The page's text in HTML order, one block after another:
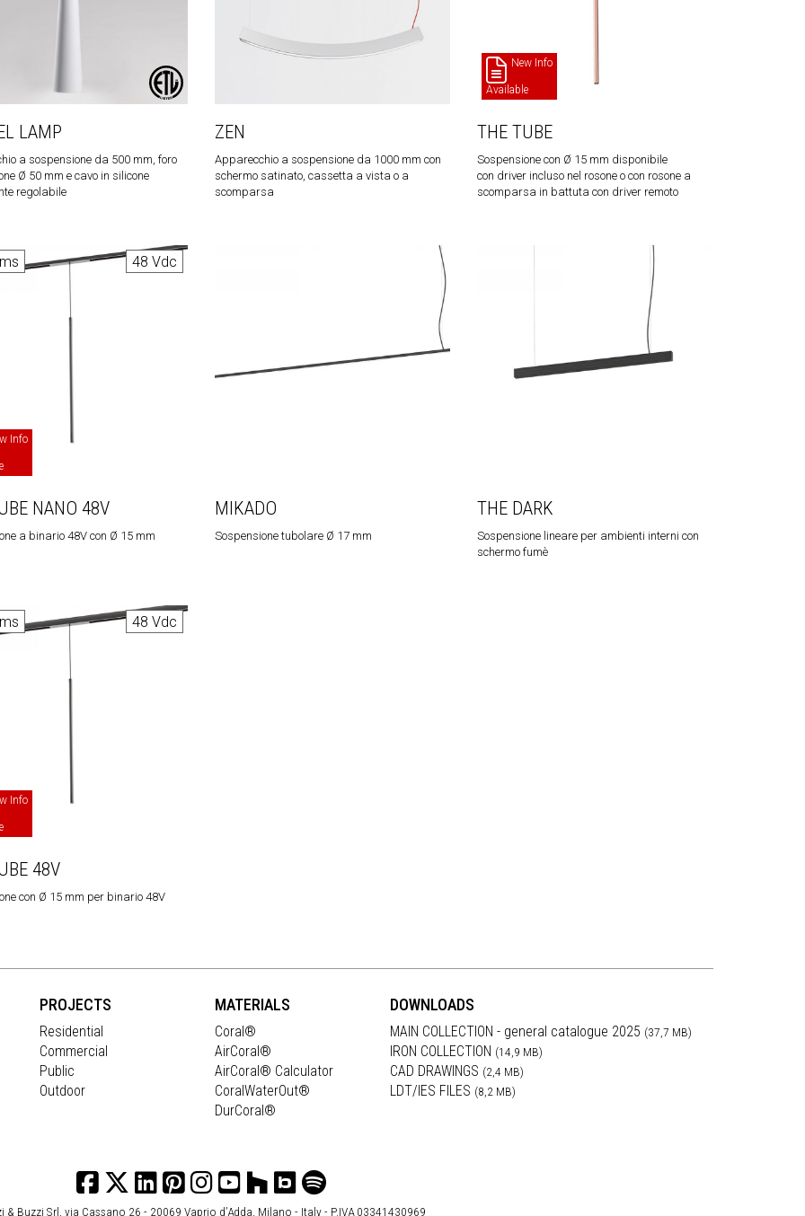
LAMP
a sospensione da 500 mm, foro
Ø 50 mm e cavo in silicone
regolabile
ZEN
Apparecchio a sospensione da 1000 mm con
schermo satinato, cassetta a vista o a
scomparsa
New Info
Available
THE TUBE
Sospensione con Ø 15 mm disponibile
con driver incluso nel rosone o con rosone a
scomparsa in battuta con driver remoto
Info
48 Vdc
NANO 48V
a binario 48V con Ø 15 mm
MIKADO
Sospensione tubolare Ø 17 mm
THE DARK
Sospensione lineare per ambienti interni con
schermo fumè
Info
48 Vdc
48V
con Ø 15 mm per binario 48V
PROJECTS
Residential
Commercial
Public
Outdoor
MATERIALS
Coral®
AirCoral®
AirCoral® Calculator
CoralWaterOut®
DurCoral®
DOWNLOADS
MAIN COLLECTION - general catalogue 2025 (37,7 MB)
IRON COLLECTION (14,9 MB)
CAD DRAWINGS (2,4 MB)
LDT/IES FILES (8,2 MB)
& Buzzi Srl, via Cassano 26 - 20069 Vaprio d’Adda, Milano - Italy - P.IVA 03341430969